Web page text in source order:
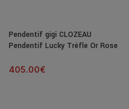
Pendentif gigi CLOZEAU
Pendentif Lucky Trèfle Or Rose
405.00€